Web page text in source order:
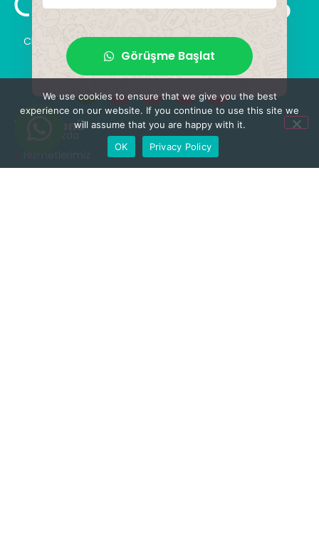
ClinicHaus size hayal ettiğiniz yeniliği profesyonel bir
şekilde sunar ve size sihirli dokunuşlar vaat eder.
Kendinize yeni bir “siz” kazandırın.
Hızlı Menü
Hakkımızda
Hizmetlerimiz
Görüşme Başlat
We use cookies to ensure that we give you the best
experience on our website. If you continue to use this site we
will assume that you are happy with it.
OK
Privacy Policy